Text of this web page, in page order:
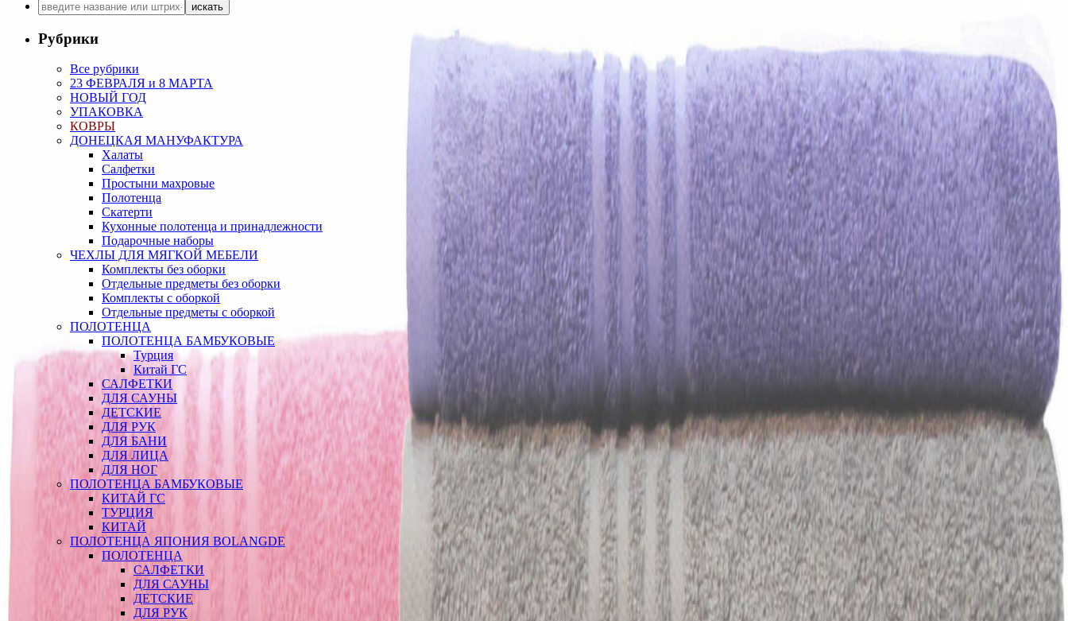
искать
Рубрики
Все рубрики
23 ФЕВРАЛЯ и 8 МАРТА
НОВЫЙ ГОД
УПАКОВКА
КОВРЫ
ДОНЕЦКАЯ МАНУФАКТУРА
Халаты
Салфетки
Простыни махровые
Полотенца
Скатерти
Кухонные полотенца и принадлежности
Подарочные наборы
ЧЕХЛЫ ДЛЯ МЯГКОЙ МЕБЕЛИ
Комплекты без оборки
Отдельные предметы без оборки
Комплекты с оборкой
Отдельные предметы с оборкой
ПОЛОТЕНЦА
ПОЛОТЕНЦА БАМБУКОВЫЕ
Турция
Китай ГС
САЛФЕТКИ
ДЛЯ САУНЫ
ДЕТСКИЕ
ДЛЯ РУК
ДЛЯ БАНИ
ДЛЯ ЛИЦА
ДЛЯ НОГ
ПОЛОТЕНЦА БАМБУКОВЫЕ
КИТАЙ ГС
ТУРЦИЯ
КИТАЙ
ПОЛОТЕНЦА ЯПОНИЯ BOLANGDE
ПОЛОТЕНЦА
САЛФЕТКИ
ДЛЯ САУНЫ
ДЕТСКИЕ
ДЛЯ РУК